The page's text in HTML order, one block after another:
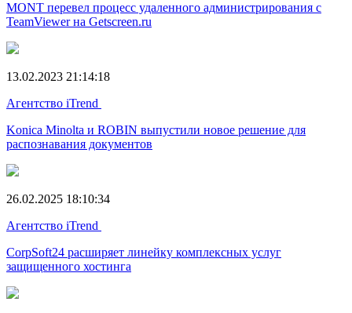
MONT перевел процесс удаленного администрирования с
TeamViewer на Getscreen.ru
13.02.2023 21:14:18
Агентство iTrend
Konica Minolta и ROBIN выпустили новое решение для
распознавания документов
26.02.2025 18:10:34
Агентство iTrend
CorpSoft24 расширяет линейку комплексных услуг
защищенного хостинга